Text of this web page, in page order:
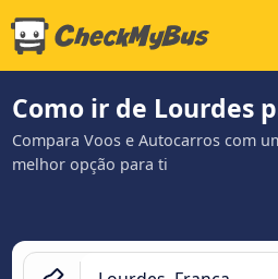
Como ir de Lourdes
Compara Voos e Autocarros com
melhor opção para ti